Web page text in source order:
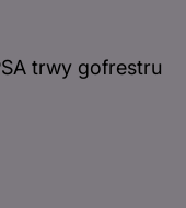
trwy gofrestru